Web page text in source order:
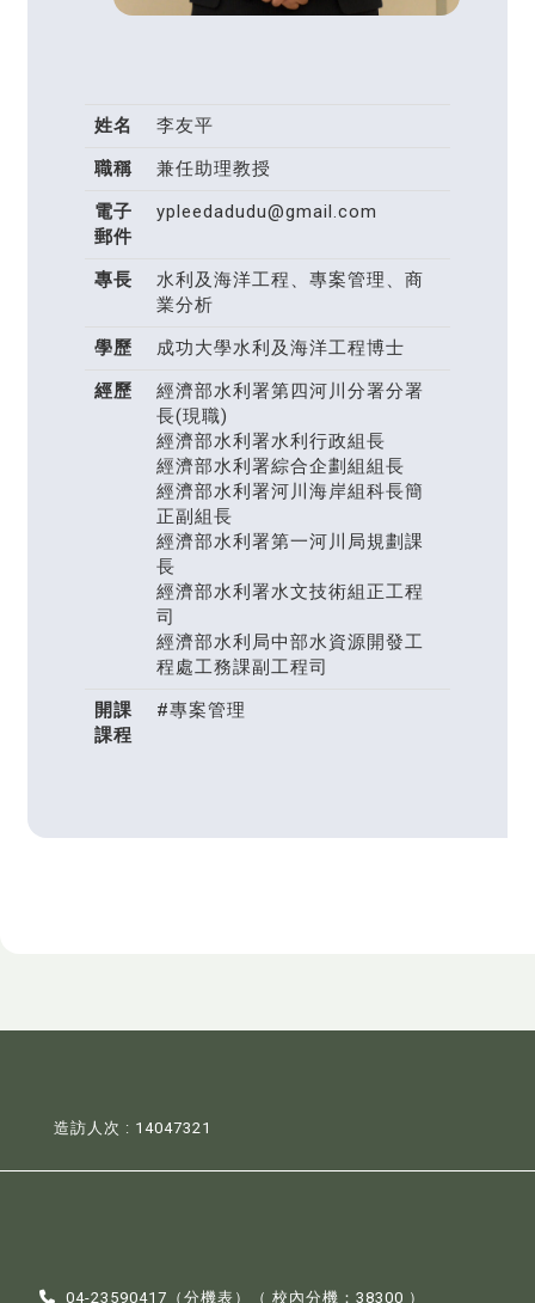
姓名
李友平
職稱
兼任助理教授
電子
郵件
ypleedadudu@gmail.com
專長
水利及海洋工程、專案管理、商
業分析
學歷
成功大學水利及海洋工程博士
經歷
經濟部水利署第四河川分署分署
長(現職)
經濟部水利署水利行政組長
經濟部水利署綜合企劃組組長
經濟部水利署河川海岸組科長簡
正副組長
經濟部水利署第一河川局規劃課
長
經濟部水利署水文技術組正工程
司
經濟部水利局中部水資源開發工
程處工務課副工程司
開課
課程
#專案管理
造訪人次 : 14047321
04-23590417（分機表 ）（ 校內分機：38300 ）